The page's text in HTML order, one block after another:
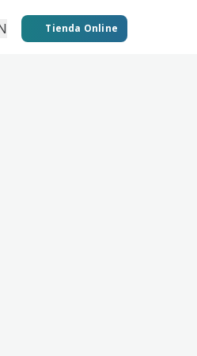
Tienda Online